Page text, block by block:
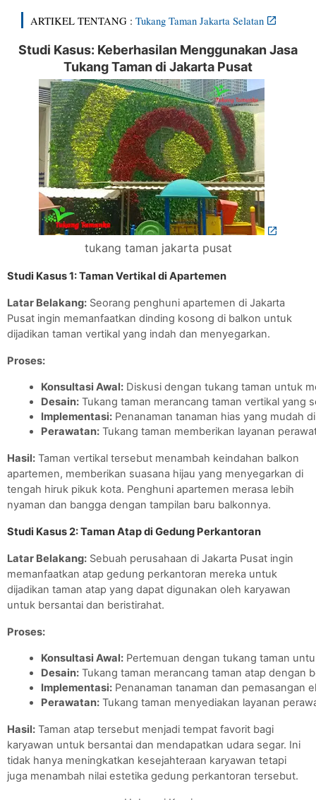
ARTIKEL TENTANG : Tukang Taman Jakarta Selatan
Studi Kasus: Keberhasilan Menggunakan Jasa
Tukang Taman di Jakarta Pusat
tukang taman jakarta pusat
Studi Kasus 1: Taman Vertikal di Apartemen
Latar Belakang: Seorang penghuni apartemen di Jakarta
Pusat ingin memanfaatkan dinding kosong di balkon untuk
dijadikan taman vertikal yang indah dan menyegarkan.
Proses:
Konsultasi Awal: Diskusi dengan tukang taman untuk
Desain: Tukang taman merancang taman vertikal yang
Implementasi: Penanaman tanaman hias yang mudah
Perawatan: Tukang taman memberikan layanan
Hasil: Taman vertikal tersebut menambah keindahan balkon
apartemen, memberikan suasana hijau yang menyegarkan di
tengah hiruk pikuk kota. Penghuni apartemen merasa lebih
nyaman dan bangga dengan tampilan baru balkonnya.
Studi Kasus 2: Taman Atap di Gedung Perkantoran
Latar Belakang: Sebuah perusahaan di Jakarta Pusat ingin
memanfaatkan atap gedung perkantoran mereka untuk
dijadikan taman atap yang dapat digunakan oleh karyawan
untuk bersantai dan beristirahat.
Proses:
Konsultasi Awal: Pertemuan dengan tukang taman
Desain: Tukang taman merancang taman atap dengan
Implementasi: Penanaman tanaman dan pemasangan
Perawatan: Tukang taman menyediakan layanan
Hasil: Taman atap tersebut menjadi tempat favorit bagi
karyawan untuk bersantai dan mendapatkan udara segar. Ini
tidak hanya meningkatkan kesejahteraan karyawan tetapi
juga menambah nilai estetika gedung perkantoran tersebut.